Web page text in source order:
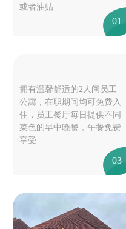
或者油贴
01
拥有温馨舒适的2人间员工
公寓，在职期间均可免费入
住，员工餐厅每日提供不同
菜色的早中晚餐，午餐免费
享受
03